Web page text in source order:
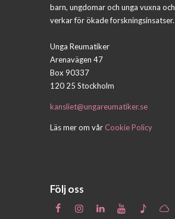
barn, ungdomar och unga vuxna och
verkar för ökade forskningsinsatser.
Unga Reumatiker
Arenavägen 47
Box 90337
120 25 Stockholm
kansliet@ungareumatiker.se
Läs mer om vårCookie Policy
Följ oss